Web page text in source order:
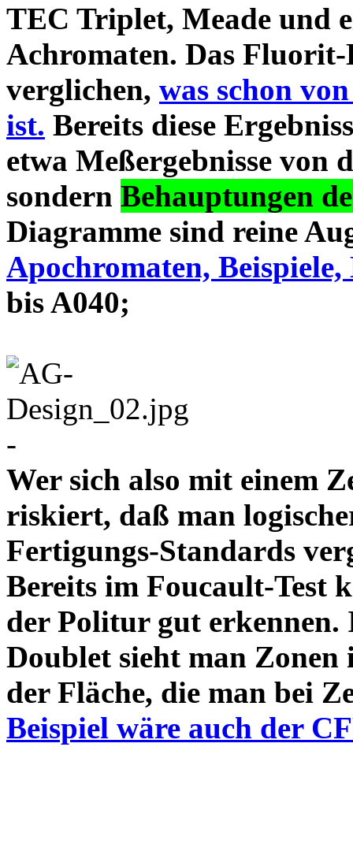
TEC Triplet, Meade und
Achromaten. Das
verglichen, was schon
ist. Bereits diese
etwa Meßergebnisse von
sondern Behauptungen
Diagramme sind reine
Apochromaten, Beispiele,
bis A040;
-
Wer sich also mit einem
riskiert, daß man
Fertigungs-Standards
Bereits im Foucault-Test
der Politur gut
Doublet sieht man Zonen
der Fläche, die man bei
Beispiel wäre auch der